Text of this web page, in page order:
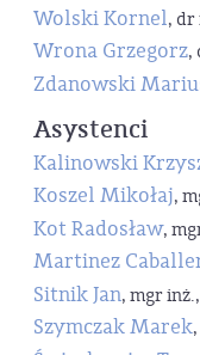
Wolski Kornel, dr
Wrona Grzegorz,
Zdanowski
Asystenci
Kalinowski
Koszel Mikołaj,
Kot Radosław,
Martinez
Sitnik Jan, mgr
Szymczak Marek